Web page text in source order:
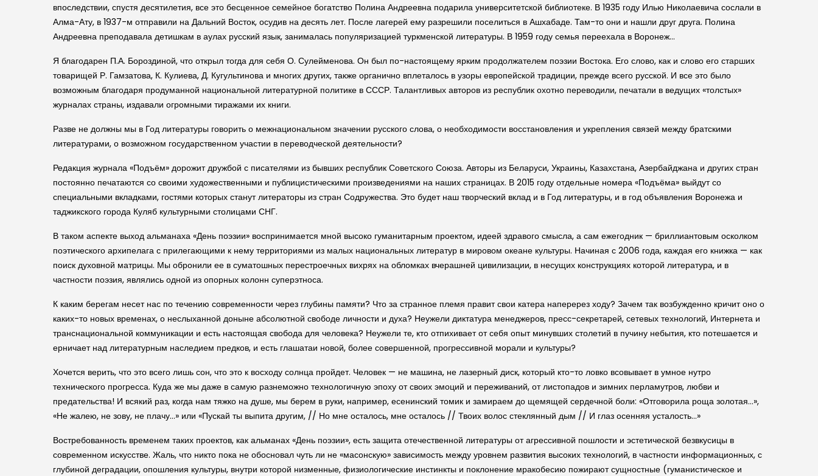
впоследствии, спустя десятилетия, все это бесценное семейное богатство Полина Андреевна подарила университетской библиотеке. В 1935 году Илью Николаевича сослали в
Алма-Ату, в 1937-м отправили на Дальний Восток, осудив на десять лет. После лагерей ему разрешили поселиться в Ашхабаде. Там-то они и нашли друг друга. Полина
Андреевна преподавала детишкам в аулах русский язык, занималась популяризацией туркменской литературы. В 1959 году семья переехала в Воронеж…
Я благодарен П.А. Бороздиной, что открыл тогда для себя О. Сулейменова. Он был по-настоящему ярким продолжателем поэзии Востока. Его слово, как и слово его старших
товарищей Р. Гамзатова, К. Кулиева, Д. Кугультинова и многих других, также органично вплеталось в узоры европейской традиции, прежде всего русской. И все это было
возможным благодаря продуманной национальной литературной политике в СССР. Талантливых авторов из республик охотно переводили, печатали в ведущих «толстых»
журналах страны, издавали огромными тиражами их книги.
Разве не должны мы в Год литературы говорить о межнациональном значении русского слова, о необходимости восстановления и укрепления связей между братскими
литературами, о возможном государственном участии в переводческой деятельности?
Редакция журнала «Подъём» дорожит дружбой с писателями из бывших республик Советского Союза. Авторы из Беларуси, Украины, Казахстана, Азербайджана и других стран
постоянно печатаются со своими художественными и публицистическими произведениями на наших страницах. В 2015 году отдельные номера «Подъёма» выйдут со
специальными вкладками, гостями которых станут литераторы из стран Содружества. Это будет наш творческий вклад и в Год литературы, и в год объявления Воронежа и
таджикского города Куляб культурными столицами СНГ.
В таком аспекте выход альманаха «День поэзии» воспринимается мной высоко гуманитарным проектом, идеей здравого смысла, а сам ежегодник — бриллиантовым осколком
поэтического архипелага с прилегающими к нему территориями из малых национальных литератур в мировом океане культуры. Начиная с 2006 года, каждая его книжка — как
поиск духовной матрицы. Мы обронили ее в суматошных перестроечных вихрях на обломках вчерашней цивилизации, в несущих конструкциях которой литература, и в
частности поэзия, являлись одной из опорных колонн суперэтноса.
К каким берегам несет нас по течению современности через глубины памяти? Что за странное племя правит свои катера наперерез ходу? Зачем так возбужденно кричит оно о
каких-то новых временах, о неслыханной доныне абсолютной свободе личности и духа? Неужели диктатура менеджеров, пресс-секретарей, сетевых технологий, Интернета и
транснациональной коммуникации и есть настоящая свобода для человека? Неужели те, кто отпихивает от себя опыт минувших столетий в пучину небытия, кто потешается и
ерничает над литературным наследием предков, и есть глашатаи новой, более совершенной, прогрессивной морали и культуры?
Хочется верить, что это всего лишь сон, что это к восходу солнца пройдет. Человек — не машина, не лазерный диск, который кто-то ловко всовывает в умное нутро
технического прогресса. Куда же мы даже в самую разнеможно технологичную эпоху от своих эмоций и переживаний, от листопадов и зимних перламутров, любви и
предательства! И всякий раз, когда нам тяжко на душе, мы берем в руки, например, есенинский томик и замираем до щемящей сердечной боли: «Отговорила роща золотая…»,
«Не жалею, не зову, не плачу…» или «Пускай ты выпита другим, // Но мне осталось, мне осталось // Твоих волос стеклянный дым // И глаз осенняя усталость…»
Востребованность временем таких проектов, как альманах «День поэзии», есть защита отечественной литературы от агрессивной пошлости и эстетической безвкусицы в
современном искусстве. Жаль, что никто пока не обосновал чуть ли не «масонскую» зависимость между уровнем развития высоких технологий, в частности информационных, с
глубиной деградации, опошления культуры, внутри которой низменные, физиологические инстинкты и поклонение мракобесию пожирают сущностные (гуманистическое и